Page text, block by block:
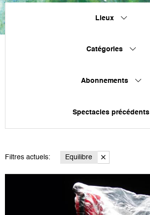
Lieux
Catégories
Abonnements
Spectacles précédents
Filtres actuels: Equilibre